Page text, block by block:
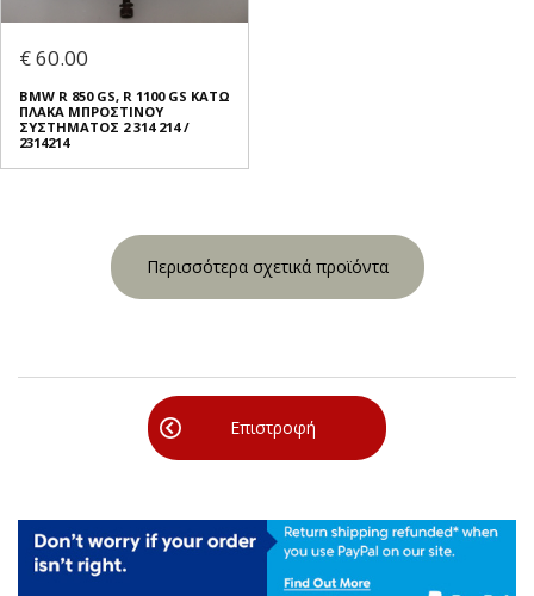
€ 60.00
BMW R 850 GS, R 1100 GS ΚΑΤΩ
ΠΛΑΚΑ ΜΠΡΟΣΤΙΝΟΥ
ΣΥΣΤΗΜΑΤΟΣ 2 314 214 /
2314214
Περισσότερα σχετικά προϊόντα
Επιστροφή